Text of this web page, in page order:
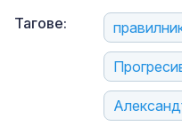
Тагове: